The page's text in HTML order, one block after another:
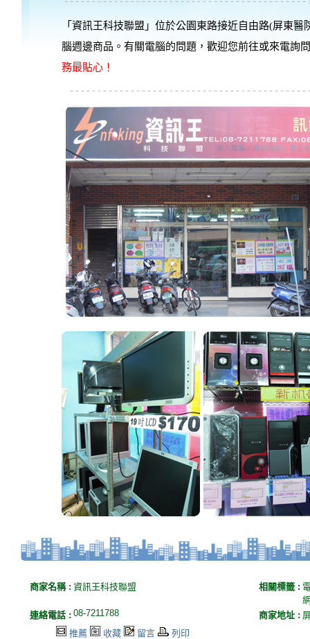
「資訊王科技聯盟」位於公園東路接近自由路(屏東醫
腦週邊商品。有關電腦的問題，歡迎您前往或來電詢
務最貼心！
商家名稱 : 資訊王科技聯盟 相關標籤 :
連絡電話 : 08-7211788 商家地址 :
推薦
收藏 留言 列印